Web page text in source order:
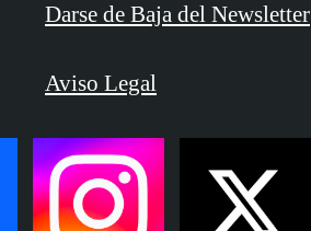
Darse de Baja del Newsletter
Aviso Legal